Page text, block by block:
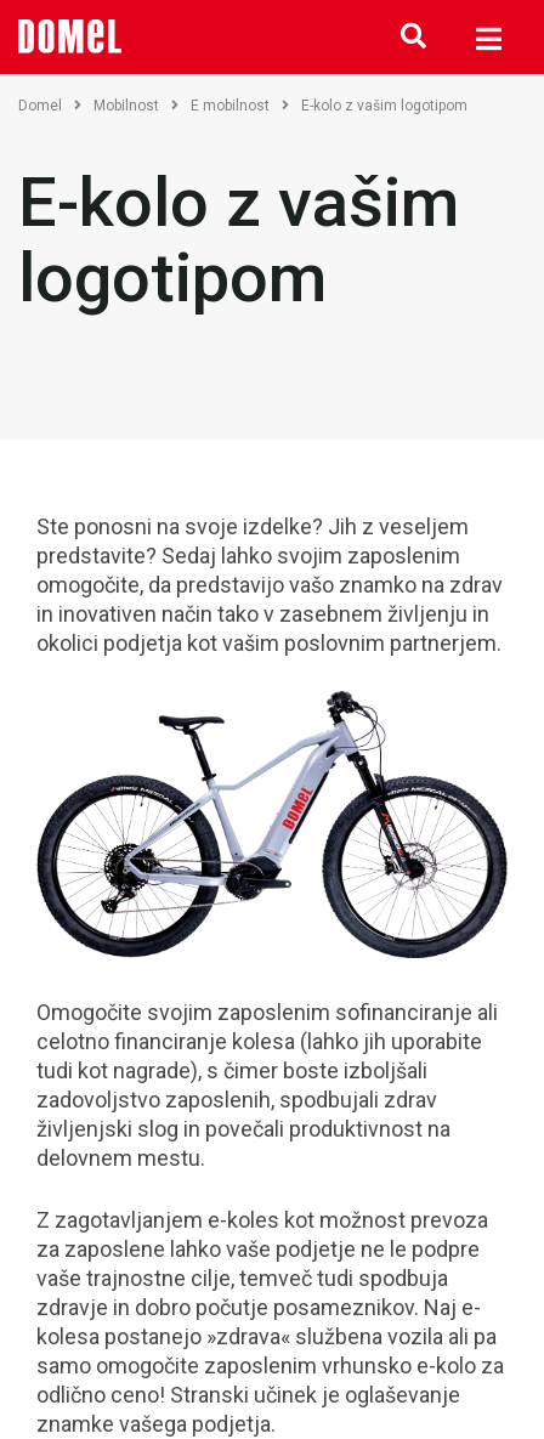
Domel Mobilnost E mobilnost E-kolo z vašim logotipom
E-kolo z vašim
logotipom
Ste ponosni na svoje izdelke? Jih z veseljem
predstavite? Sedaj lahko svojim zaposlenim
omogočite, da predstavijo vašo znamko na zdrav
in inovativen način tako v zasebnem življenju in
okolici podjetja kot vašim poslovnim partnerjem.
Omogočite svojim zaposlenim sofinanciranje ali
celotno financiranje kolesa (lahko jih uporabite
tudi kot nagrade), s čimer boste izboljšali
zadovoljstvo zaposlenih, spodbujali zdrav
življenjski slog in povečali produktivnost na
delovnem mestu.
Z zagotavljanjem e-koles kot možnost prevoza
za zaposlene lahko vaše podjetje ne le podpre
vaše trajnostne cilje, temveč tudi spodbuja
zdravje in dobro počutje posameznikov. Naj e-
kolesa postanejo »zdrava« službena vozila ali pa
samo omogočite zaposlenim vrhunsko e-kolo za
odlično ceno! Stranski učinek je oglaševanje
znamke vašega podjetja.